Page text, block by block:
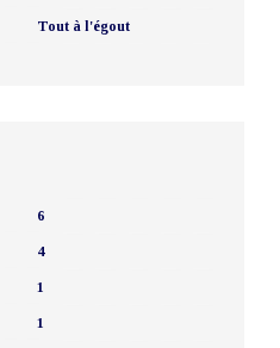
Tout à l'égout
6
4
1
1